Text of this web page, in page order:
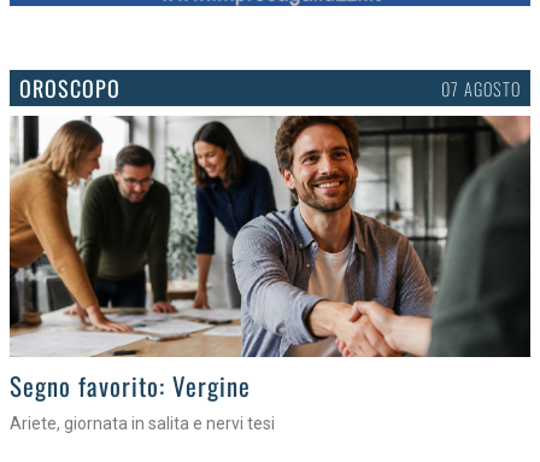
OROSCOPO 07 AGOSTO
>
Segno favorito: Vergine
Ariete, giornata in salita e nervi tesi